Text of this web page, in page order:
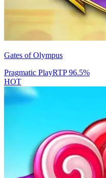
Gates of Olympus
Pragmatic PlayRTP96.5%
HOT